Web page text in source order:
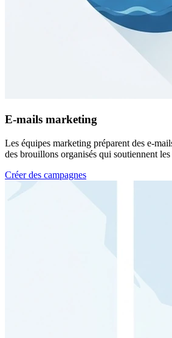
E-mails marketing
Les équipes marketing préparent des e-
des brouillons organisés qui soutiennent
Créer des campagnes